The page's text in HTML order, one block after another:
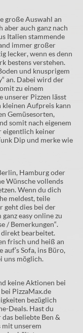
große Auswahl an
auch ganz nach
Italien stammende
immer großer
lecker, wenn es denn
bestens verstehen.
und knusprigem
an. Dabei wird der
zu einem
unserer Pizzen lässt
kleinen Aufpreis kann
Gemüsesorten,
somit nach eigenem
eigentlich keiner
Dip und merke wie
Hamburg oder
Wünsche vollends
Wenn du dich
meldest, teile
geht dies bei der
easy online zu
/ Bemerkungen“.
direkt bearbeitet.
frisch und heiß an
Sofa, ins Büro,
uns möglich.
keine Aktionen bei
PizzaMax.de
bezüglich
Deals. Hast du
beliebte Ben &
mit unserem